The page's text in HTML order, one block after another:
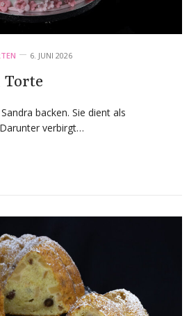
6. JUNI 2026
Torte
backen. Sie dient als
verbirgt…